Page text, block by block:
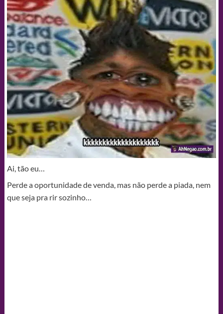
Ai, tão eu…
Perde a oportunidade de venda, mas não perde a piada, nem
que seja pra rir sozinho…